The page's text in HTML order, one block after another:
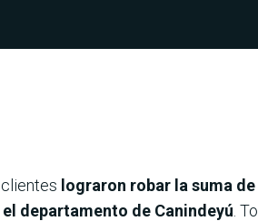
lograron robar la suma
departamento de Canindeyú .